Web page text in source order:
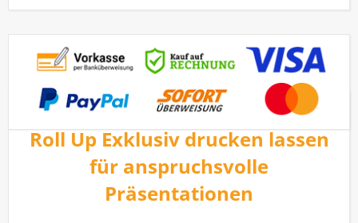
Roll Up Exklusiv drucken lassen
für anspruchsvolle
Präsentationen